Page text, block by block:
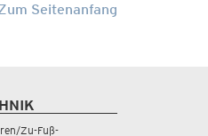
Seitenanfang
Zu-Fuß-